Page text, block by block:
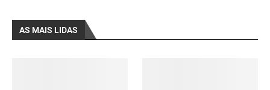
AS MAIS LIDAS